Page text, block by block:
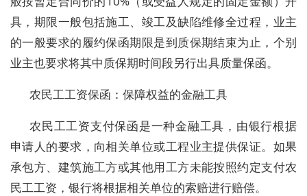
具，期限一般包括施工、竣工及缺陷维修全过程，业主
的一般要求的履约保函期限是到质保期结束为止，个别
业主也要求将其中质保期时间段另行出具质量保函。
农民工工资保函：保障权益的金融工具
农民工工资支付保函是一种金融工具，由银行根据
申请人的要求，向相关单位或工程业主提供保证。如果
承包方、建筑施工方或其他用工方未能按照约定支付农
民工工资，银行将根据相关单位的索赔进行赔偿。